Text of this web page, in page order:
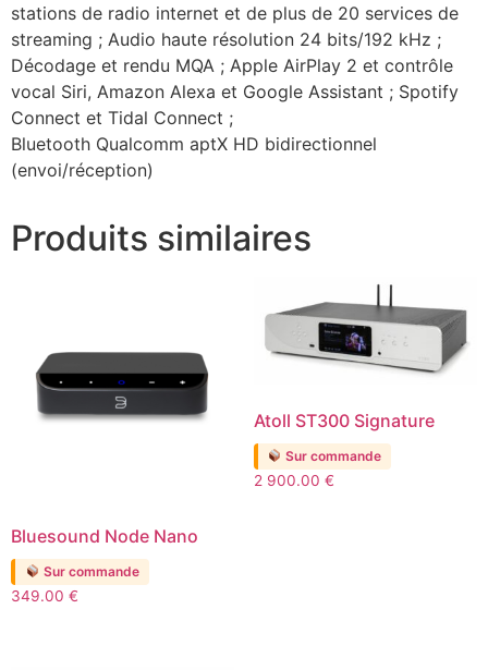
stations de radio internet et de plus de 20 services de
streaming ; Audio haute résolution 24 bits/192 kHz ;
Décodage et rendu MQA ; Apple AirPlay 2 et contrôle
vocal Siri, Amazon Alexa et Google Assistant ; Spotify
Connect et Tidal Connect ;
Bluetooth Qualcomm aptX HD bidirectionnel
(envoi/réception)
Produits similaires
Bluesound Node Nano
Sur commande
349.00 €
Atoll ST300 Signature
Sur commande
2 900.00 €